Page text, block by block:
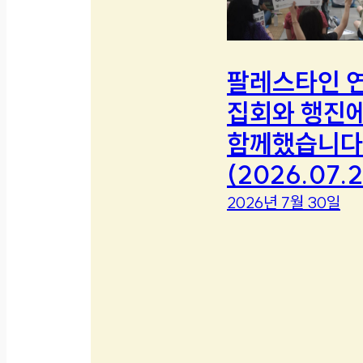
팔레스타인
집회와 행진
함께했습니
2026년 7월 30일